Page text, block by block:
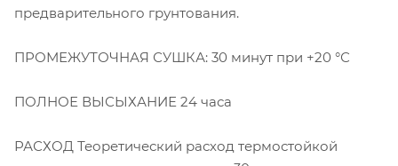
предварительного грунтования.
ПРОМЕЖУТОЧНАЯ СУШКА: 30 минут при +20 °С
ПОЛНОЕ ВЫСЫХАНИЕ 24 часа
РАСХОД Теоретический расход термостойкой